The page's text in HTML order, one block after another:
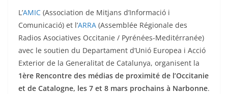
L’AMIC (Association de Mitjans d’Informació i
Comunicació) et l’ARRA (Assemblée Régionale des
Radios Asociatives Occitanie / Pyrénées-Meditérranée)
avec le soutien du Departament d’Unió Europea i Acció
Exterior de la Generalitat de Catalunya, organisent la
1ère Rencontre des médias de proximité de l’Occitanie
et de Catalogne, les 7 et 8 mars prochains à Narbonne.